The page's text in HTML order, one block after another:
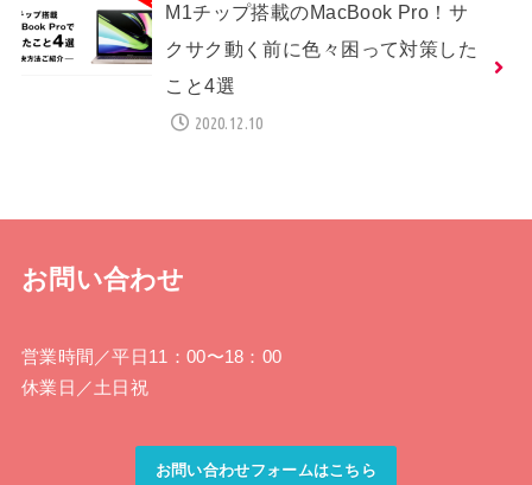
M1チップ搭載のMacBook Pro！サ
クサク動く前に色々困って対策した
こと4選
2020.12.10
お問い合わせ
営業時間 ／平日11：00〜18：00
休業日 ／土日祝
お問い合わせフォームはこちら